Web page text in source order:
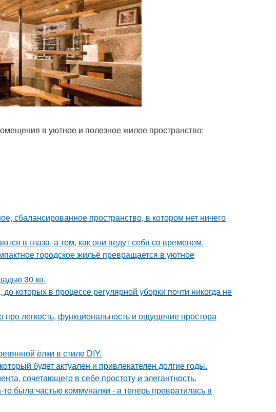
в уютное и полезное жилое пространство:
сбалансированное пространство, в котором нет ничего
в глаза, а тем, как они ведут себя со временем.
городское жильё превращается в уютное
30 кв.
которых в процессе регулярной уборки почти никогда не
лёгкость, функциональность и ощущение простора
ёлки в стиле DIY.
будет актуален и привлекателен долгие годы.
сочетающего в себе простоту и элегантность.
была частью коммуналки - а теперь превратилась в